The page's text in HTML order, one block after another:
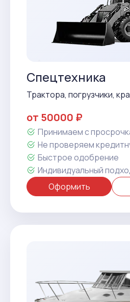
Спецтехника
Трактора, погрузчики,
от 50000 ₽
Принимаем с
Не проверяем
Быстрое одобрение
Индивидуальный
Оформить